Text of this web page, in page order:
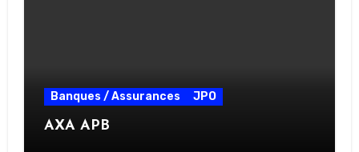
Banques / Assurances JPO
AXA APB